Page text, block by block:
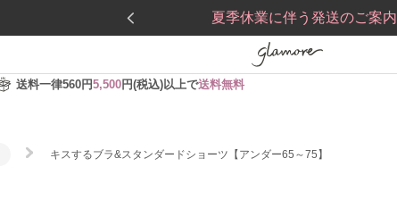
夏季休業に伴う発送のご案内
送料一律560円5,500円(税込)以上で送料無料
キスするブラ&スタンダードショーツ【アンダー65～75】